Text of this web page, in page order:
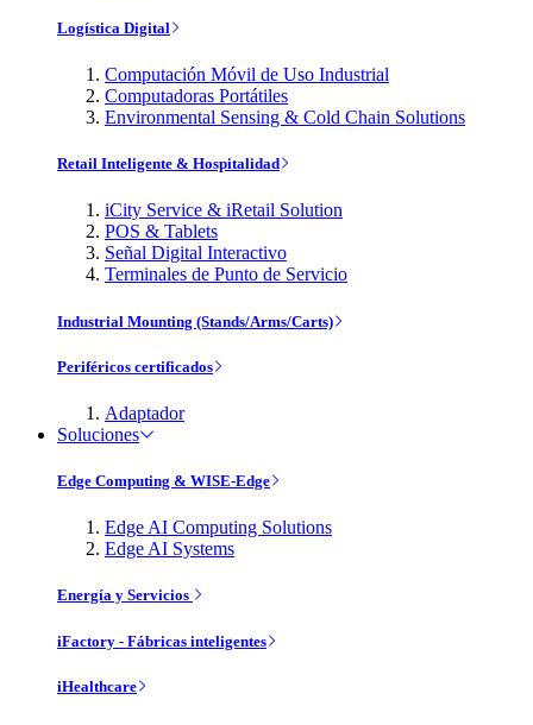
Logística Digital
Computación Móvil de Uso Industrial
Computadoras Portátiles
Environmental Sensing & Cold Chain Solutions
Retail Inteligente & Hospitalidad
iCity Service & iRetail Solution
POS & Tablets
Señal Digital Interactivo
Terminales de Punto de Servicio
Industrial Mounting (Stands/Arms/Carts)
Periféricos certificados
Adaptador
Soluciones
Edge Computing & WISE-Edge
Edge AI Computing Solutions
Edge AI Systems
Energía y Servicios
iFactory - Fábricas inteligentes
iHealthcare